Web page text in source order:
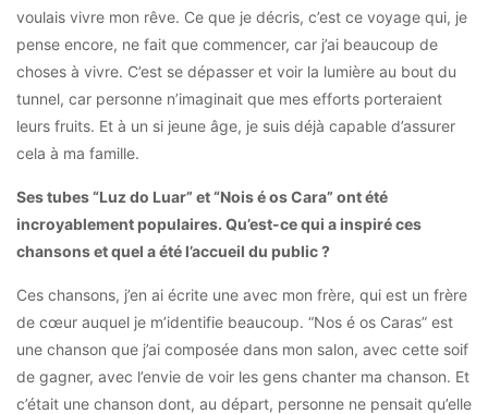
voulais vivre mon rêve. Ce que je décris, c’est ce voyage qui, je
pense encore, ne fait que commencer, car j’ai beaucoup de
choses à vivre. C’est se dépasser et voir la lumière au bout du
tunnel, car personne n’imaginait que mes efforts porteraient
leurs fruits. Et à un si jeune âge, je suis déjà capable d’assurer
cela à ma famille.
Ses tubes “Luz do Luar” et “Nois é os Cara” ont été
incroyablement populaires. Qu’est-ce qui a inspiré ces
chansons et quel a été l’accueil du public ?
Ces chansons, j’en ai écrite une avec mon frère, qui est un frère
de cœur auquel je m’identifie beaucoup. “Nos é os Caras” est
une chanson que j’ai composée dans mon salon, avec cette soif
de gagner, avec l’envie de voir les gens chanter ma chanson. Et
c’était une chanson dont, au départ, personne ne pensait qu’elle